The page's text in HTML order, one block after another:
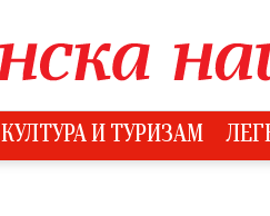
КУЛТУРА И ТУРИЗАМ